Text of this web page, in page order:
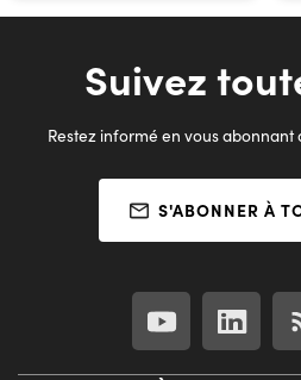
Suivez
Restez informé en vous abonnant
S'ABONNER À